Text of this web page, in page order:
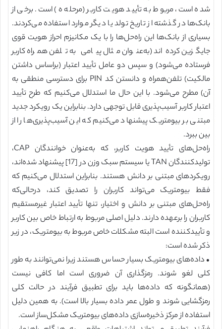
شده است، مربوط به تأیید هویت کاربر (مرحله ه) است. برخی از
بانک‌ها در گذشته از تاریخ تولد یا دیگر موارد استفاده می‌کردند.
بسیاری از بانک‌ها این راه‌حل‌ها را با یک مکانیزم احراز هویت قوی
جایگزین کرده‌اند (به‌عنوان مثال پیامی به تلفن همراه کاربر
فرستاده می‌شود) و سپس دو عامل تأیید اعتبار (براساس داشتن
مالکیت) تلفن‌همراه و دانستن کد PIN برای دسترسی منطقی به
آن) مطرح می‌شود. با این حال ما استدلال می‌کنیم که طرح تأیید
اعتبار کاربر آسیب‌پذیری قابل توجهی دارد. بنابراین یک رویکرد جدید
مبتنی بر بیومتریک پیشنهاد می‌کنیم که این آسیب‌پذیری‌ها را از
بین ببرد.
راه‌حل‌های تأیید هویت کاربر، که به‌عنوان خوانندگان CAP،
تولیدکنندگان TAN یا سیستم سبک وزن در [17] پیشنهاد شده‌اند،
رویکردهای مبتنی بر دانش هستند. بنابراین استدلال می‌کنیم که
فقط بیومتریک می‌تواند کاربران را تصدیق کند، درحالی‌که
راه‌حل‌های مبتنی بر دانش و اختیار، تنها تأیید اعتبار غیرمستقیم
کاربران را برعهده دارند. دلیل اصلی مربوط به ارتباط خاص بین کاربر
و تأییدکننده است البته مشکلات خاص مربوط به بیومتریک، در زیر
ذکر شده است:
• داده‌های بیومتریک بسیار حساس هستند زیرا نمی‌توانند به طور
کلی لغو شوند. رمزگذاری آن ضروری است اما کافی نیست
(همانگونه که داده‌ها باید برای تطبیق فرآیند در حالت کلی
رمزگشایی شوند و طول عمر داده بسیار بالا است). به همین دلیل
استفاده از مرکز ذخیره‌سازی داده‌های بیومتریک مشکل‌ساز است.